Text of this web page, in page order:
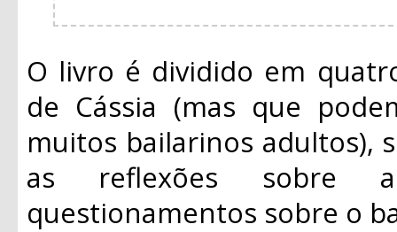
O livro é dividido em
de Cássia (mas que
muitos bailarinos adultos),
as reflexões sobre
questionamentos sobre o